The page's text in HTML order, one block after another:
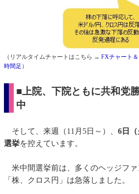
（リアルタイムチャートはこちら → FXチャート
時間足 ）
■上院、下院ともに共和党
中
そして、来週（11月5日～）、 6日
選挙を控えています。
米中間選挙前は、多くのヘッジファ
「株、クロス円」は急落しました。